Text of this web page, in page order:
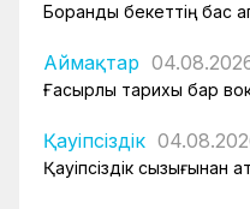
Боранды бекеттің бас
Аймақтар
Ғасырлық тарихы бар
Қауіпсіздік
Қауіпсіздік сызығынан